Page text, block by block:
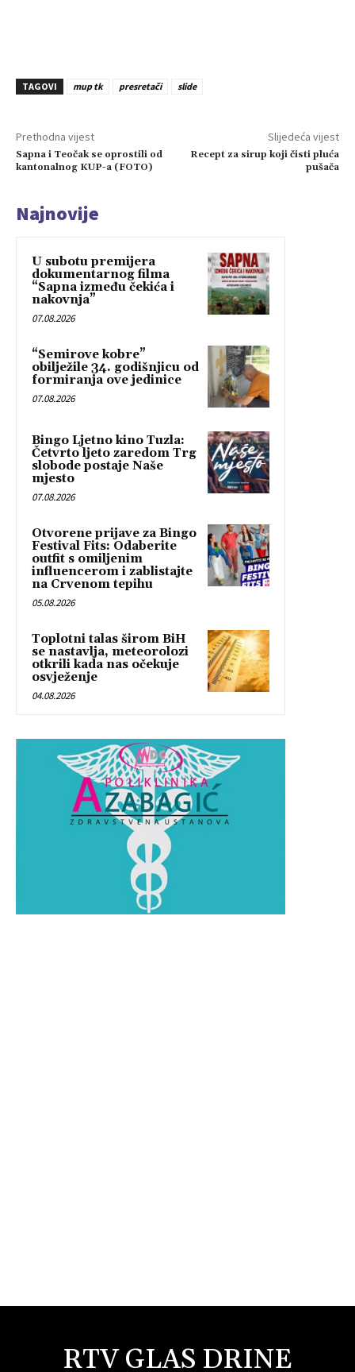
TAGOVI mup tk presretači slide
Prethodna vijest
Sapna i Teočak se oprostili od
kantonalnog KUP-a (FOTO)
Slijedeća vijest
Recept za sirup koji čisti pluća
pušača
Najnovije
U subotu premijera
dokumentarnog filma
“Sapna između čekića i
nakovnja”
07.08.2026
“Semirove kobre”
obilježile 34. godišnjicu od
formiranja ove jedinice
07.08.2026
Bingo Ljetno kino Tuzla:
Četvrto ljeto zaredom Trg
slobode postaje Naše
mjesto
07.08.2026
Otvorene prijave za Bingo
Festival Fits: Odaberite
outfit s omiljenim
influencerom i zablistajte
na Crvenom tepihu
05.08.2026
Toplotni talas širom BiH
se nastavlja, meteorolozi
otkrili kada nas očekuje
osvježenje
04.08.2026
RTV GLAS DRINE